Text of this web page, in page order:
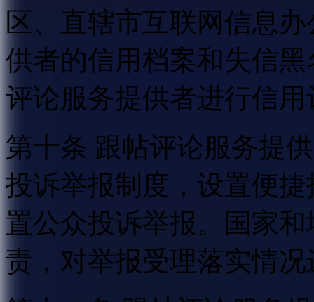
区、直辖市互联网信息
供者的信用档案和失信
评论服务提供者进行信用
第十条 跟帖评论服务提
投诉举报制度，设置便
置公众投诉举报。国家
责，对举报受理落实情